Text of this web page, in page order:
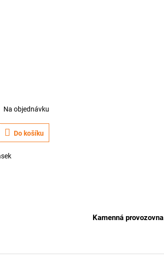
Na objednávku
Do košíku
d
p
Kamenná provozovna